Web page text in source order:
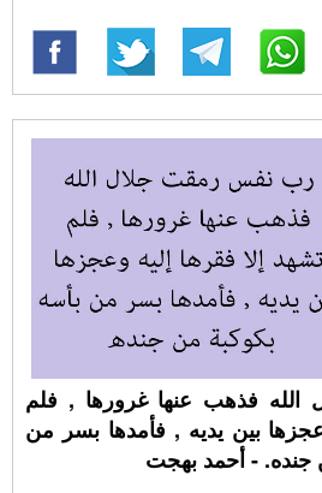
فذهب عنها غرورها , فلم
بين يديه , فأمدها بسر من
جنده. - أحمد بهجت